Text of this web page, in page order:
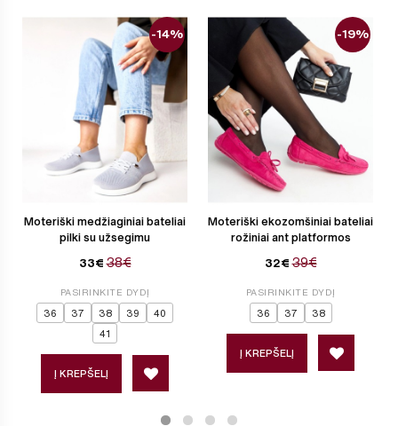
Moteriški medžiaginiai bateliai
pilki su užsegimu
33€ 38€
-14%
PASIRINKITE DYDĮ
36 37 38 39 40
41
Į KREPŠELĮ
Moteriški ekozomšiniai bateliai
rožiniai ant platformos
32€ 39€
-19%
PASIRINKITE DYDĮ
36 37 38
Į KREPŠELĮ